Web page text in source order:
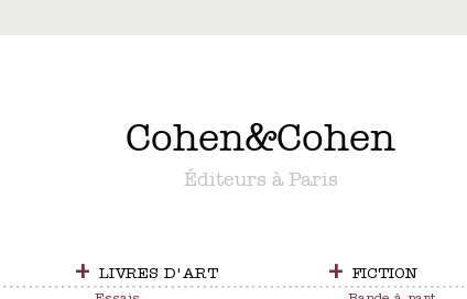
Cohen&Cohen
Éditeurs à Paris
+LIVRES D'ART + FICTION